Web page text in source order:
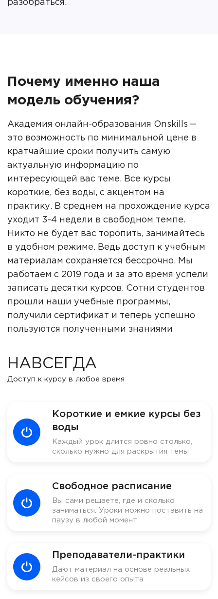
разобраться.
Почему именно наша
модель обучения?
Академия онлайн-образования Onskills ‒
это возможность по минимальной цене в
кратчайшие сроки получить самую
актуальную информацию по
интересующей вас теме. Все курсы
короткие, без воды, с акцентом на
практику. В среднем на прохождение курса
уходит 3-4 недели в свободном темпе.
Никто не будет вас торопить, занимайтесь
в удобном режиме. Ведь доступ к учебным
материалам сохраняется бессрочно. Мы
работаем с 2019 года и за это время успели
записать десятки курсов. Сотни студентов
прошли наши учебные программы,
получили сертификат и теперь успешно
пользуются полученными знаниями
НАВСЕГДА
Доступ к курсу в любое время
Короткие и емкие курсы без
воды
Каждый урок длится ровно столько,
сколько нужно для раскрытия темы
Свободное расписание
Вы сами решаете, где и сколько
заниматься. Уроки можно поставить на
паузу в любой момент
Преподаватели-практики
Дают материал на основе реальных
кейсов из своего опыта